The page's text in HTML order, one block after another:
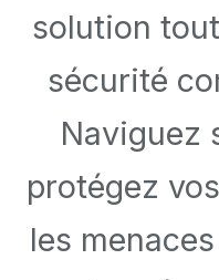
solution
sécurité
Naviguez
protégez
les